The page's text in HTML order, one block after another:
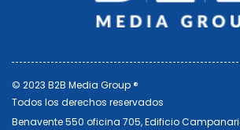
© 2023 B2B Media Group ®
Todos los derechos reservados
Benavente 550 oficina 705, Edificio